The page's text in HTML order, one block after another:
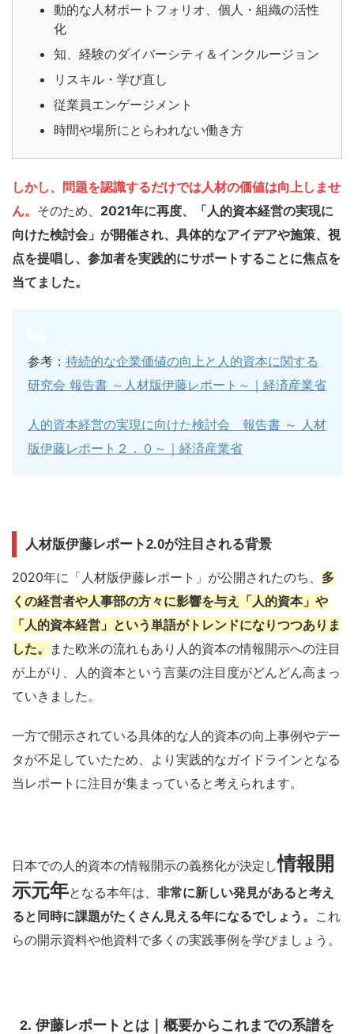
動的な人材ポートフォリオ、個人・組織の活性
化
知、経験のダイバーシティ＆インクルージョン
リスキル・学び直し
従業員エンゲージメント
時間や場所にとらわれない働き方
しかし、問題を認識するだけでは人材の価値は向上しませ
ん。 そのため、 2021年に再度、「人的資本経営の実現に
向けた検討会」が開催され、具体的なアイデアや施策、視
点を提唱し、参加者を実践的にサポートすることに焦点を
当てました。
参考： 持続的な企業価値の向上と人的資本に関する
研究会 報告書 ～人材版伊藤レポート～｜経済産業省
人的資本経営の実現に向けた検討会 報告書 ～ 人材
版伊藤レポート２．０～｜経済産業省
人材版伊藤レポート2.0が注目される背景
2020年に「人材版伊藤レポート」が公開されたのち、 多
くの経営者や人事部の方々に影響を与え「人的資本」や
「人的資本経営」という単語がトレンドになりつつありま
した。
また欧米の流れもあり人的資本の情報開示への注目
が上がり、人的資本という言葉の注目度がどんどん高まっ
ていきました。
一方で開示されている具体的な人的資本の向上事例やデー
タが不足していたため、より実践的なガイドラインとなる
当レポートに注目が集まっていると考えられます。
日本での人的資本の情報開示の義務化が決定し情報開
示元年となる本年は、 非常に新しい発見があると考え
ると同時に課題がたくさん見える年になるでしょう。 これ
らの開示資料や他資料で多くの実践事例を学びましょう。
2. 伊藤レポートとは｜概要からこれまでの系譜を